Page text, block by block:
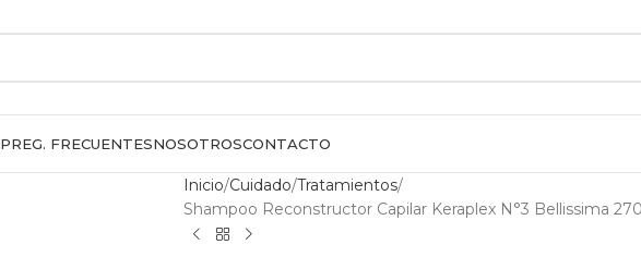
PREG. FRECUENTESNOSOTROSCONTACTO
Inicio Cuidado Tratamientos
Shampoo Reconstructor Capilar Keraplex N°3 Bellissima